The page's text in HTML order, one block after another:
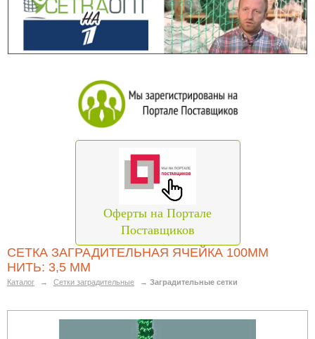
Оферты на Портале
Поставщиков
СЕТКА ЗАГРАДИТЕЛЬНАЯ ЯЧЕЙКА 100ММ
НИТЬ: 3,5 ММ
Каталог → Сетки заградительные → Заградительные сетки